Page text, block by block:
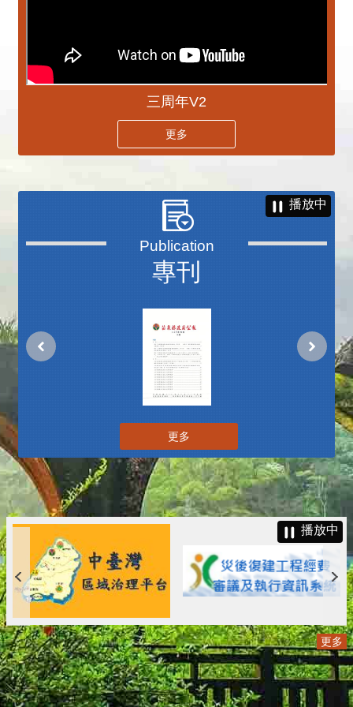
三周年V2
更多
專刊
播放中
更多
播放中
更多